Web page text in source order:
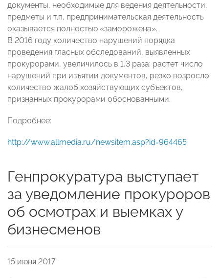
документы, необходимые для ведения деятельности,
предметы и т.п, предпринимательская деятельность
оказывается полностью «заморожена».
В 2016 году количество нарушений порядка
проведения гласных обследований, выявленных
прокурорами, увеличилось в 1,3 раза: растет число
нарушений при изъятии документов, резко возросло
количество жалоб хозяйствующих субъектов,
признанных прокурорами обоснованными.
Подробнее:
http://www.allmedia.ru/newsitem.asp?id=964465
Генпрокуратура выступает
за уведомление прокуроров
об осмотрах и выемках у
бизнесменов
15 июня 2017